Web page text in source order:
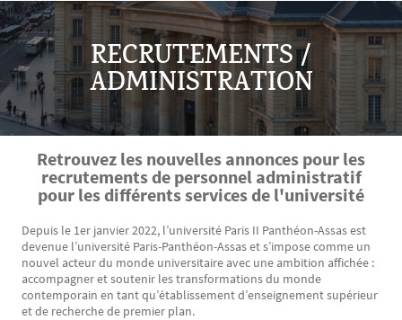
RECRUTEMENTS /
ADMINISTRATION
Retrouvez les nouvelles annonces pour les
recrutements de personnel administratif
pour les différents services de l'université
Depuis le 1er janvier 2022, l’université Paris II Panthéon-Assas est
devenue l’université Paris-Panthéon-Assas et s’impose comme un
nouvel acteur du monde universitaire avec une ambition affichée :
accompagner et soutenir les transformations du monde
contemporain en tant qu’établissement d’enseignement supérieur
et de recherche de premier plan.